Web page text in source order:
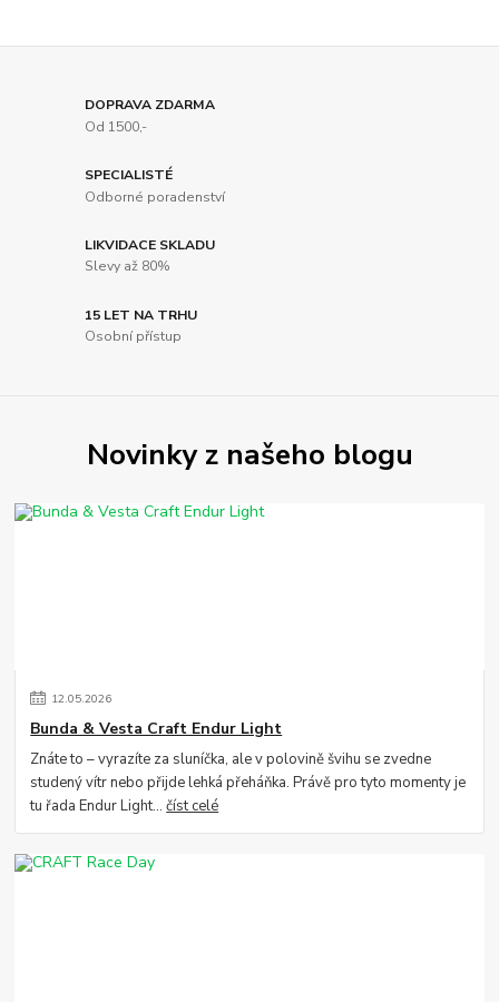
DOPRAVA ZDARMA
Od 1500,-
SPECIALISTÉ
Odborné poradenství
LIKVIDACE SKLADU
Slevy až 80%
15 LET NA TRHU
Osobní přístup
Novinky z našeho blogu
12.05.2026
Bunda & Vesta Craft Endur Light
Znáte to – vyrazíte za sluníčka, ale v polovině švihu se zvedne
studený vítr nebo přijde lehká přeháňka. Právě pro tyto momenty je
tu řada Endur Light...číst celé